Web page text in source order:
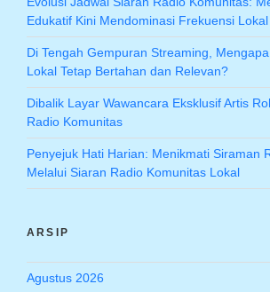
Edukatif Kini Mendominasi Frekuensi Lokal
Di Tengah Gempuran Streaming,
Lokal Tetap Bertahan dan Relevan?
Dibalik Layar Wawancara Eksklusif Artis
Radio Komunitas
Penyejuk Hati Harian: Menikmati Siraman
Melalui Siaran Radio Komunitas Lokal
ARSIP
Agustus 2026